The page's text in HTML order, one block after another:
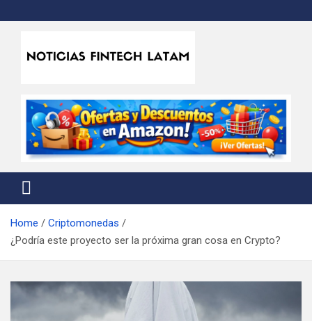
to
Noticias Fintech Latam
Home
Criptomonedas
¿Podría este proyecto ser la próxima gran cosa en Crypto?